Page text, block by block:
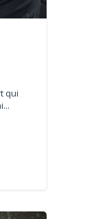
qui